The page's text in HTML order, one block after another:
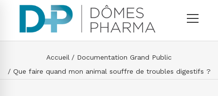
Accueil
Documentation Grand Public
Que faire quand mon animal souffre de troubles digestifs ?